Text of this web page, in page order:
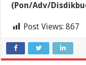
(Pon/Adv/
Post Views: 867